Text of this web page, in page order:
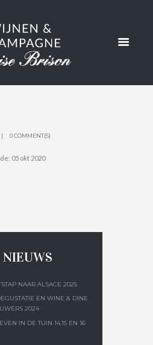
//
0 COMMENT(S)
05 okt 2020
NAAR ALSACE 2025
EN WINE & DINE
2024
IN DE TUIN 14,15 EN 16